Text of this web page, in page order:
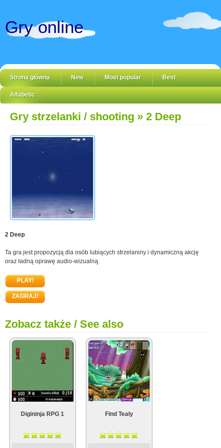
Gry online
Strona główna New Most popular Best
Alfabetic
Gry strzelanki / shooting » 2 Deep
2 Deep
Ta gra jest propozycją dla osób lubiących strzelaniny i dynamiczną akcję
oraz ładną oprawę audio-wizualną.
PLAY!
ZAGRAJ!
Zobacz także / See also
Digininja RPG 1 Find Tealy